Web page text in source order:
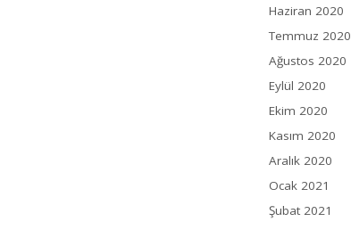
Haziran 2020
Temmuz 2020
Ağustos 2020
Eylül 2020
Ekim 2020
Kasım 2020
Aralık 2020
Ocak 2021
Şubat 2021